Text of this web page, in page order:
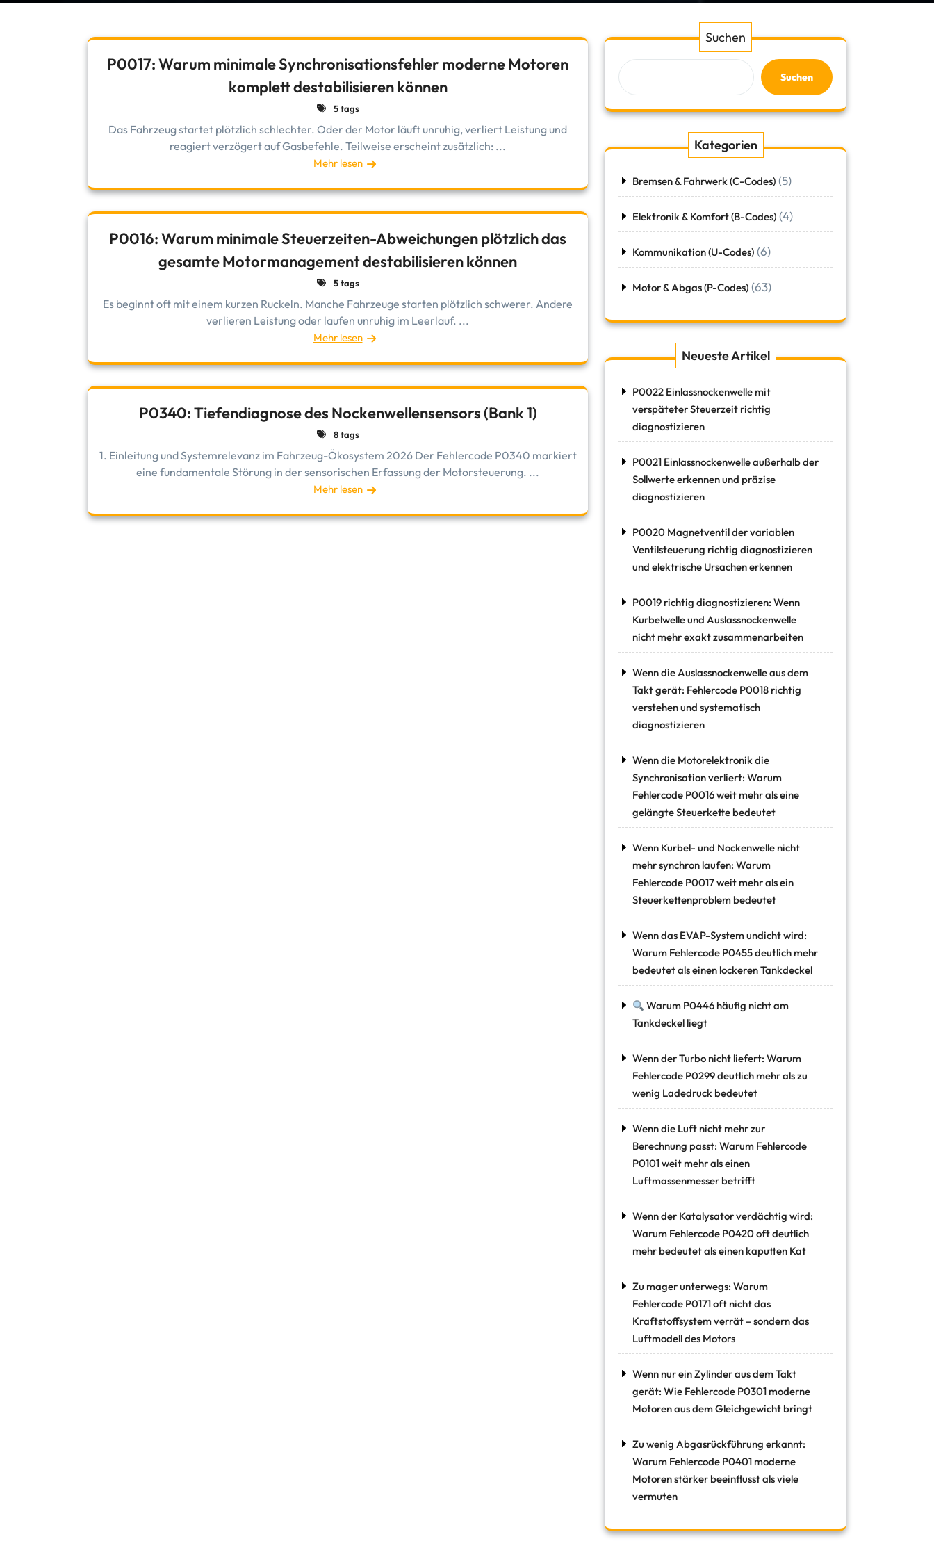
P0017: Warum minimale Synchronisationsfehler moderne Motoren
komplett destabilisieren können
5 tags
Das Fahrzeug startet plötzlich schlechter. Oder der Motor läuft unruhig, verliert Leistung und
reagiert verzögert auf Gasbefehle. Teilweise erscheint zusätzlich: ...
Mehr lesen
P0016: Warum minimale Steuerzeiten-Abweichungen plötzlich das
gesamte Motormanagement destabilisieren können
5 tags
Es beginnt oft mit einem kurzen Ruckeln. Manche Fahrzeuge starten plötzlich schwerer. Andere
verlieren Leistung oder laufen unruhig im Leerlauf. ...
Mehr lesen
P0340: Tiefendiagnose des Nockenwellensensors (Bank 1)
8 tags
1. Einleitung und Systemrelevanz im Fahrzeug-Ökosystem 2026 Der Fehlercode P0340 markiert
eine fundamentale Störung in der sensorischen Erfassung der Motorsteuerung. ...
Mehr lesen
Suchen
Suchen
Kategorien
Bremsen & Fahrwerk (C-Codes) (5)
Elektronik & Komfort (B-Codes) (4)
Kommunikation (U-Codes) (6)
Motor & Abgas (P-Codes) (63)
Neueste Artikel
P0022 Einlassnockenwelle mit
verspäteter Steuerzeit richtig
diagnostizieren
P0021 Einlassnockenwelle außerhalb der
Sollwerte erkennen und präzise
diagnostizieren
P0020 Magnetventil der variablen
Ventilsteuerung richtig diagnostizieren
und elektrische Ursachen erkennen
P0019 richtig diagnostizieren: Wenn
Kurbelwelle und Auslassnockenwelle
nicht mehr exakt zusammenarbeiten
Wenn die Auslassnockenwelle aus dem
Takt gerät: Fehlercode P0018 richtig
verstehen und systematisch
diagnostizieren
Wenn die Motorelektronik die
Synchronisation verliert: Warum
Fehlercode P0016 weit mehr als eine
gelängte Steuerkette bedeutet
Wenn Kurbel- und Nockenwelle nicht
mehr synchron laufen: Warum
Fehlercode P0017 weit mehr als ein
Steuerkettenproblem bedeutet
Wenn das EVAP-System undicht wird:
Warum Fehlercode P0455 deutlich mehr
bedeutet als einen lockeren Tankdeckel
Warum P0446 häufig nicht am
Tankdeckel liegt
Wenn der Turbo nicht liefert: Warum
Fehlercode P0299 deutlich mehr als zu
wenig Ladedruck bedeutet
Wenn die Luft nicht mehr zur
Berechnung passt: Warum Fehlercode
P0101 weit mehr als einen
Luftmassenmesser betrifft
Wenn der Katalysator verdächtig wird:
Warum Fehlercode P0420 oft deutlich
mehr bedeutet als einen kaputten Kat
Zu mager unterwegs: Warum
Fehlercode P0171 oft nicht das
Kraftstoffsystem verrät – sondern das
Luftmodell des Motors
Wenn nur ein Zylinder aus dem Takt
gerät: Wie Fehlercode P0301 moderne
Motoren aus dem Gleichgewicht bringt
Zu wenig Abgasrückführung erkannt:
Warum Fehlercode P0401 moderne
Motoren stärker beeinflusst als viele
vermuten